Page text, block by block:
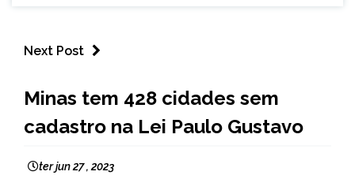
Next Post
GERAIS
NOTÍCIAS
Minas tem 428 cidades sem
cadastro na Lei Paulo Gustavo
ter jun 27 , 2023